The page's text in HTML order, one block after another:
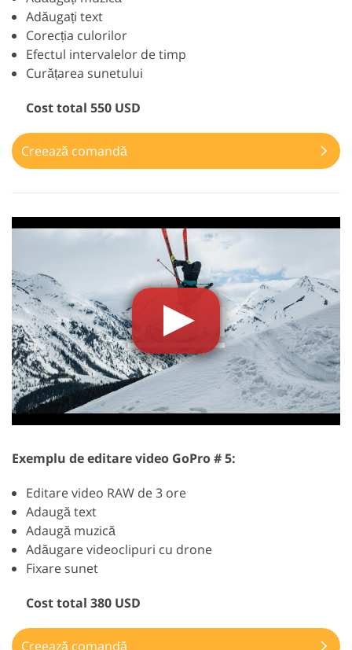
Adăugați text
Corecția culorilor
Efectul intervalelor de timp
Curățarea sunetului
Cost total 550 USD
Creează comandă
Exemplu de editare video GoPro # 5:
Editare video RAW de 3 ore
Adaugă text
Adaugă muzică
Adăugare videoclipuri cu drone
Fixare sunet
Cost total 380 USD
Creează comandă